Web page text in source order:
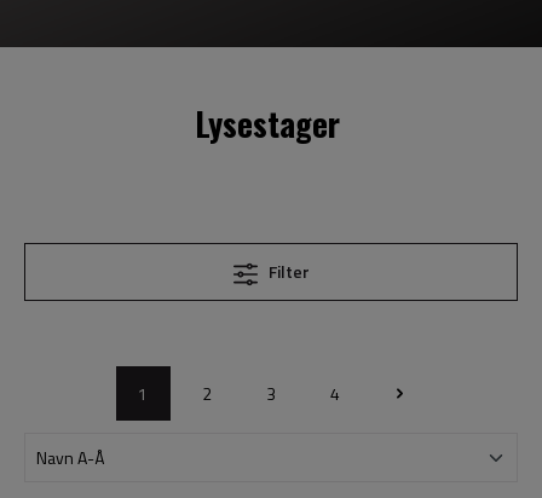
Lysestager
Filter
1 2 3 4